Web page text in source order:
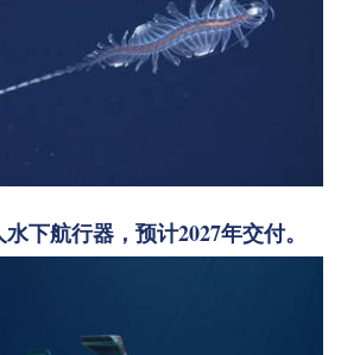
下航行器，预计2027年交付。